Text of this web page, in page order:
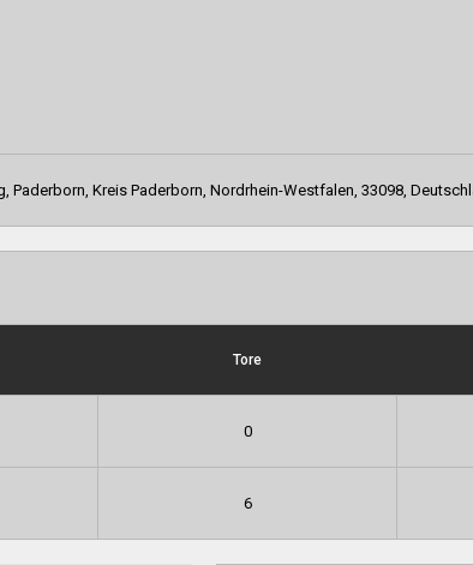
Paderborn, Kreis Paderborn, Nordrhein-Westfalen, 33098,
Tore
0
6